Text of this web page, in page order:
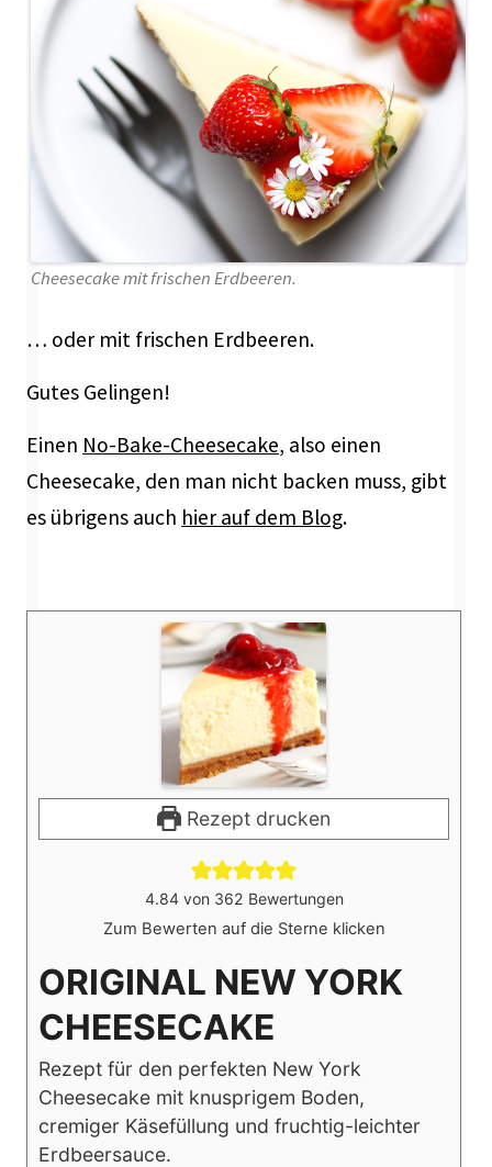
Cheesecake mit frischen Erdbeeren.
… oder mit frischen Erdbeeren.
Gutes Gelingen!
Einen No-Bake-Cheesecake, also einen
Cheesecake, den man nicht backen muss, gibt
es übrigens auch hier auf dem Blog.
Rezept drucken
4.84von 362 Bewertungen
Zum Bewerten auf die Sterne klicken
ORIGINAL NEW YORK
CHEESECAKE
Rezept für den perfekten New York
Cheesecake mit knusprigem Boden,
cremiger Käsefüllung und fruchtig-leichter
Erdbeersauce.